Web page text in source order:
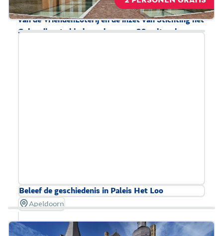
zelfstandig het toilet kan gebruiken. Dankzij steun
van de VriendenLoterij en de inzet van Stichting het
Gehandicapte kind worden er op 30 culturele
Beleef de geschiedenis in Paleis Het Loo
Apeldoorn
Paleis Het Loo biedt verschillende faciliteiten voor